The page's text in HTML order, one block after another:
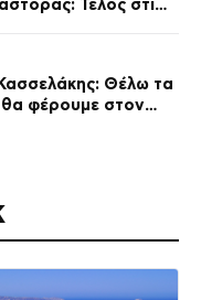
Τέλος στις
Θέλω τα
θα φέρουμε στον